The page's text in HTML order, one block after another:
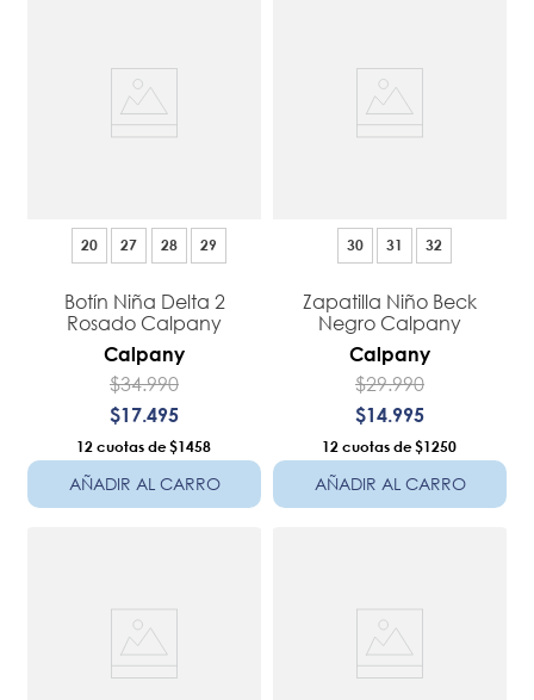
20 27 28 29
Botín Niña Delta 2
Rosado Calpany
Calpany
$34.990
$17.495
12 $1458
AÑADIR AL CARRO
30 31 32
Zapatilla Niño Beck
Negro Calpany
Calpany
$29.990
$14.995
12 $1250
AÑADIR AL CARRO